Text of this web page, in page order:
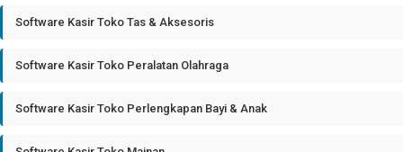
Software Kasir Toko Tas & Aksesoris
Software Kasir Toko Peralatan Olahraga
Software Kasir Toko Perlengkapan Bayi & Anak